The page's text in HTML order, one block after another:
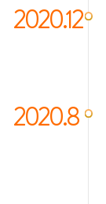
2020.12
2020.8